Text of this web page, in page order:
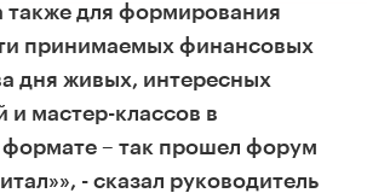
также для формирования
принимаемых финансовых
дня живых, интересных
и мастер-классов в
– так прошел форум
- сказал руководитель